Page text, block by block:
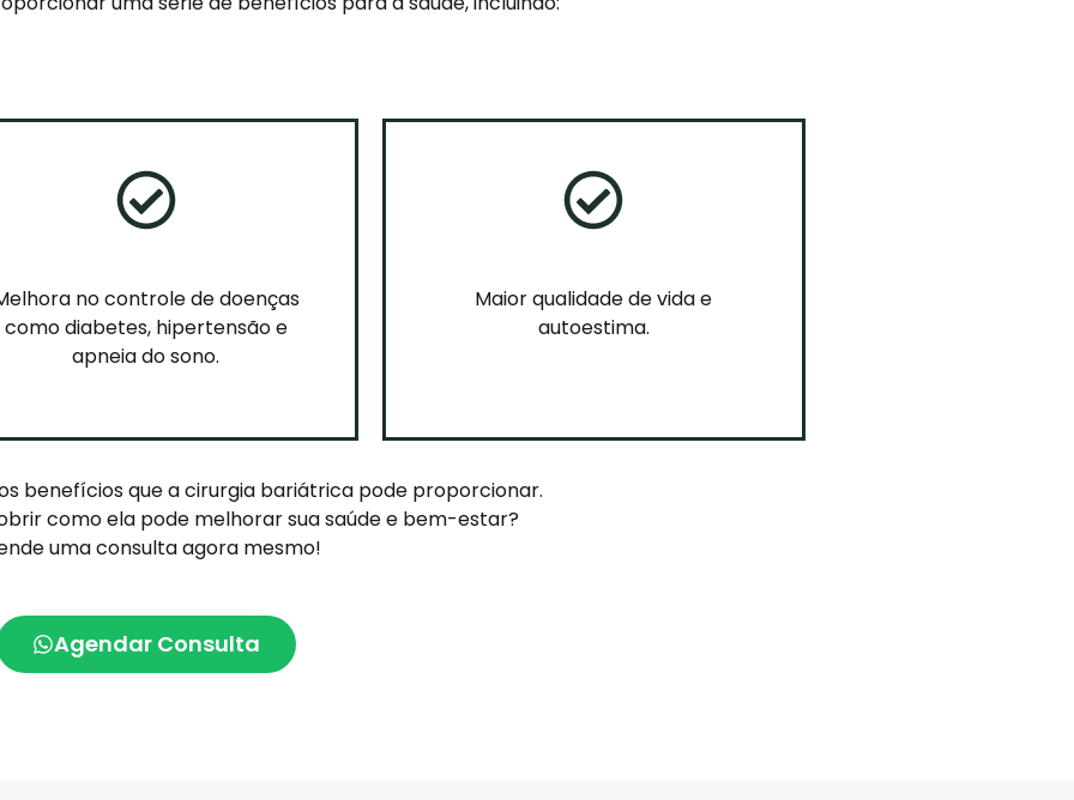
no controle de doenças
como diabetes, hipertensão e
apneia do sono.
Maior qualidade de vida e
autoestima.
benefícios que a cirurgia bariátrica pode proporcionar.
como ela pode melhorar sua saúde e bem-estar?
uma consulta agora mesmo!
Agendar Consulta